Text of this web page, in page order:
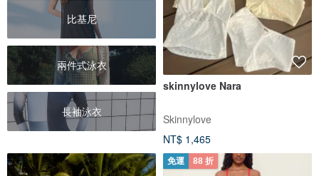
比基尼
兩件式泳衣
長袖泳衣
skinnylove Nara
Skinnylove
NT$ 1,465
免運 88 折